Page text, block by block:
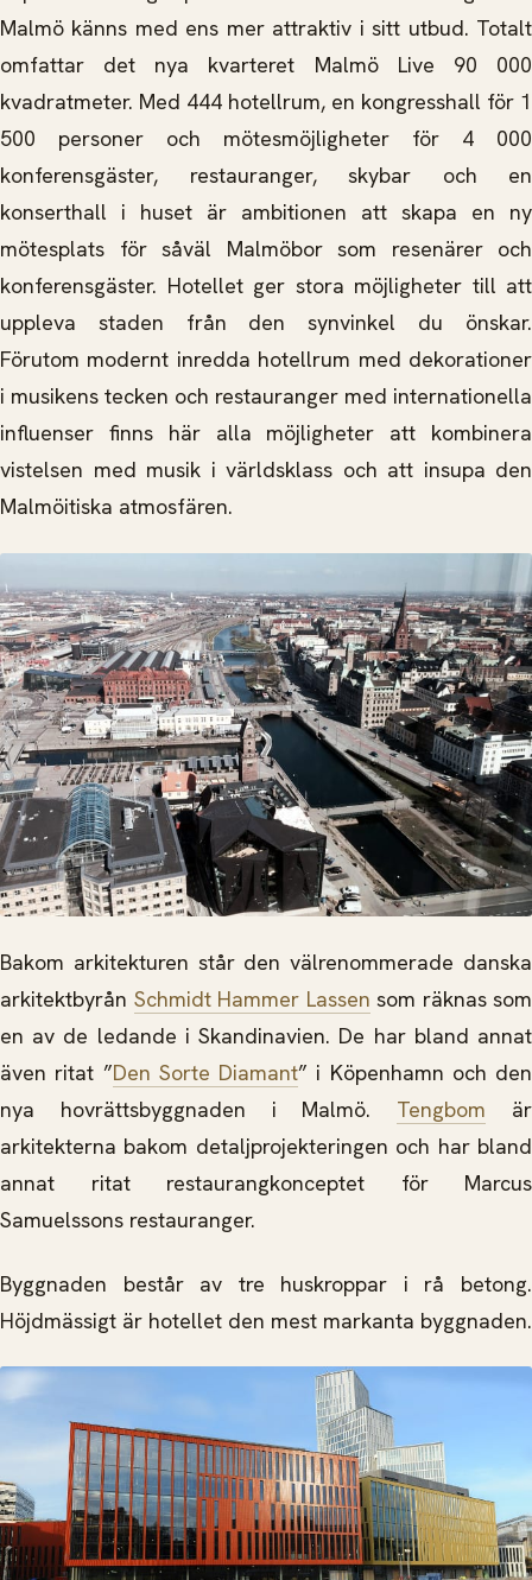
Malmö känns med ens mer attraktiv i sitt utbud. Totalt
omfattar det nya kvarteret Malmö Live 90 000
kvadratmeter. Med 444 hotellrum, en kongresshall för 1
500 personer och mötesmöjligheter för 4 000
konferensgäster, restauranger, skybar och en
konserthall i huset är ambitionen att skapa en ny
mötesplats för såväl Malmöbor som resenärer och
konferensgäster. Hotellet ger stora möjligheter till att
uppleva staden från den synvinkel du önskar.
Förutom modernt inredda hotellrum med dekorationer
i musikens tecken och restauranger med internationella
influenser finns här alla möjligheter att kombinera
vistelsen med musik i världsklass och att insupa den
Malmöitiska atmosfären.
Bakom arkitekturen står den välrenommerade danska
arkitektbyrån Schmidt Hammer Lassen som räknas som
en av de ledande i Skandinavien. De har bland annat
även ritat ”Den Sorte Diamant” i Köpenhamn och den
nya hovrättsbyggnaden i Malmö. Tengbom är
arkitekterna bakom detaljprojekteringen och har bland
annat ritat restaurangkonceptet för Marcus
Samuelssons restauranger.
Byggnaden består av tre huskroppar i rå betong.
Höjdmässigt är hotellet den mest markanta byggnaden.